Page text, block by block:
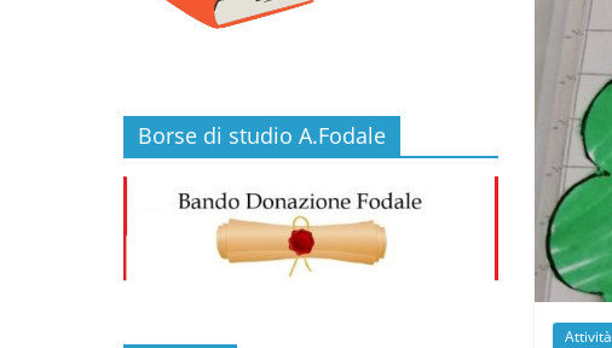
Attività
Borse di studio A.Fodale